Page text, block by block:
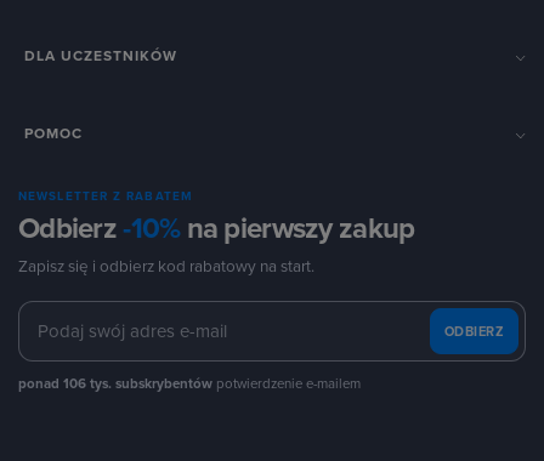
DLA UCZESTNIKÓW
POMOC
NEWSLETTER Z RABATEM
Odbierz-10%na pierwszy zakup
Zapisz się i odbierz kod rabatowy na start.
ODBIERZ
ponad 106 tys. subskrybentów potwierdzenie e-mailem